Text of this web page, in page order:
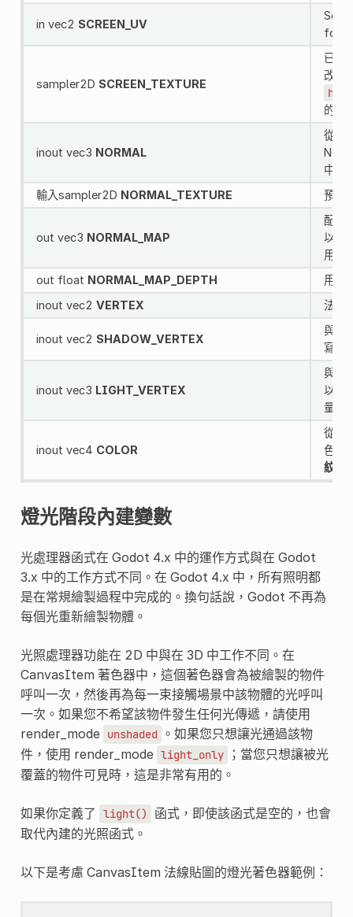
in vec2 SCREEN_UV
for
sampler2D SCREEN_TEXTURE
已於
改用
的
inout vec3 NORMAL
從 **
中正
輸入sampler2D NORMAL_TEXTURE 預設
out vec3 NORMAL_MAP
配置
以便
用,
out float NORMAL_MAP_DEPTH
用於
inout vec2 VERTEX 法向
inout vec2 SHADOW_VERTEX
與
寫入
inout vec3 LIGHT_VERTEX
與
以寫
量代
inout vec4 COLOR
從頂
色.
紋理
燈光階段內建變數
光處理器函式在 Godot 4.x 中的運作方式與在 Godot
3.x 中的工作方式不同。在 Godot 4.x 中，所有照明都
是在常規繪製過程中完成的。換句話說，Godot 不再為
每個光重新繪製物體。
光照處理器功能在 2D 中與在 3D 中工作不同。在
CanvasItem 著色器中，這個著色器會為被繪製的物件
呼叫一次，然後再為每一束接觸場景中該物體的光呼叫
一次。如果您不希望該物件發生任何光傳遞，請使用
render_mode unshaded 。如果您只想讓光通過該物
件，使用 render_mode light_only
；當您只想讓被光
覆蓋的物件可見時，這是非常有用的。
如果你定義了 light()
函式，即使該函式是空的，也會
取代內建的光照函式。
以下是考慮 CanvasItem 法線貼圖的燈光著色器範例：